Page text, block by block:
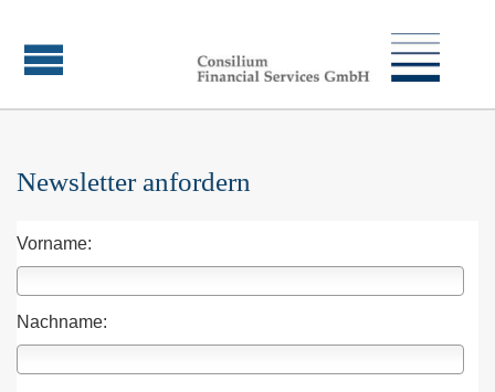
Newsletter anfordern
Vorname:
Nachname: